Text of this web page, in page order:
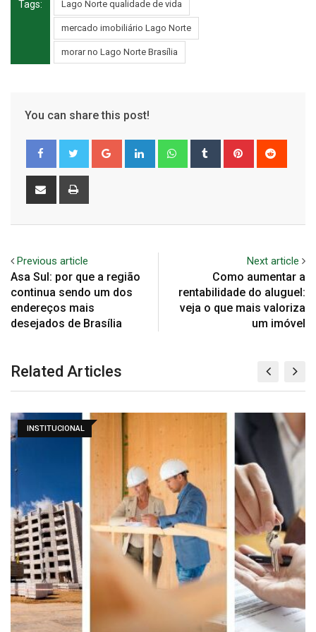
Tags: Lago Norte qualidade de vida
mercado imobiliário Lago Norte
morar no Lago Norte Brasília
You can share this post!
Google+ LinkedIn WhatsappTumblr Pinterest
Share
Previous article
Asa Sul: por que a região
continua sendo um dos
endereços mais
desejados de Brasília
Next article
Como aumentar a
rentabilidade do aluguel:
veja o que mais valoriza
um imóvel
Related Articles
INSTITUCIONAL